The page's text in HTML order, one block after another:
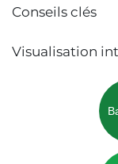
Conseils clés
Visualisation